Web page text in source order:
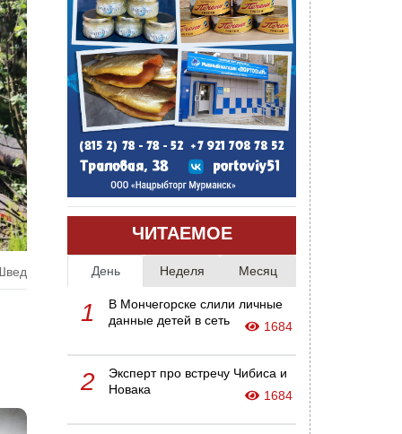
ЧИТАЕМОЕ
День Неделя Месяц
1
В Мончегорске слили личные
данные детей в сеть
1684
2
Эксперт про встречу Чибиса и
Новака
1684